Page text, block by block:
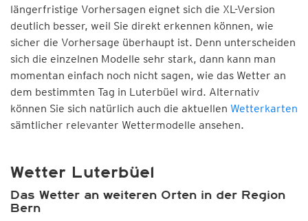
längerfristige Vorhersagen eignet sich die XL-Version
deutlich besser, weil Sie direkt erkennen können, wie
sicher die Vorhersage überhaupt ist. Denn unterscheiden
sich die einzelnen Modelle sehr stark, dann kann man
momentan einfach noch nicht sagen, wie das Wetter an
dem bestimmten Tag in Luterbüel wird. Alternativ
können Sie sich natürlich auch die aktuellen Wetterkarten
sämtlicher relevanter Wettermodelle ansehen.
Wetter Luterbüel
Das Wetter an weiteren Orten in der Region
Bern